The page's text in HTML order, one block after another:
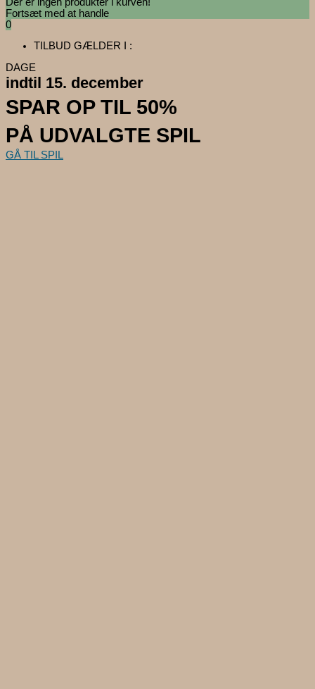
Fortsæt med at handle
0
TILBUD GÆLDER I :
DAGE
indtil 15. december
SPAR OP TIL 50%
PÅ UDVALGTE SPIL
GÅ TIL SPIL